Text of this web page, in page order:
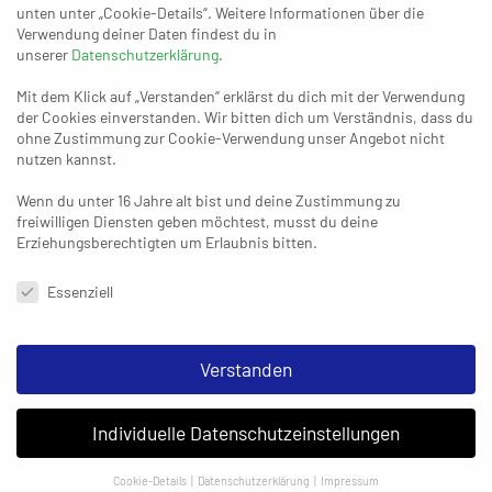
ausbauen.
Teilnahmebedingungen:
Die Teilnahme an dem Gewinnspiel erfolgt über das Soziale Netzwerk
„Facebook“. Veranstalter ist die Asporto UG, (siehe
Gewinnspiel steht in keinem direkten Zusammenhang mit dem
Unternehmen „Facebook“, wird von diesem weder gesponsert oder
sonstwie unterstützt.
Teilnahmeberechtigt sind natürliche, vollständig geschäftsfähige
Frage eindeutig und korrekt beantworten, um an dem Gewinnspiel
teilzunehmen. Jeder Teilnehmer nimmt nur einmal an dem
unten unter „Cookie-Details“. Weitere Informationen über die
Verwendung deiner Daten findest du in
unserer Datenschutzerklärung.
Mit dem Klick auf „Verstanden“ erklärst du dich mit der Verwendung
der Cookies einverstanden. Wir bitten dich um Verständnis, dass du
ohne Zustimmung zur Cookie-Verwendung unser Angebot nicht
nutzen kannst.
Wenn du unter 16 Jahre alt bist und deine Zustimmung zu
freiwilligen Diensten geben möchtest, musst du deine
Erziehungsberechtigten um Erlaubnis bitten.
Datenschutzeinstellungen & Nutzungsbedingungen
Essenziell
Verstanden
Individuelle Datenschutzeinstellungen
Cookie-Details Datenschutzerklärung Impressum